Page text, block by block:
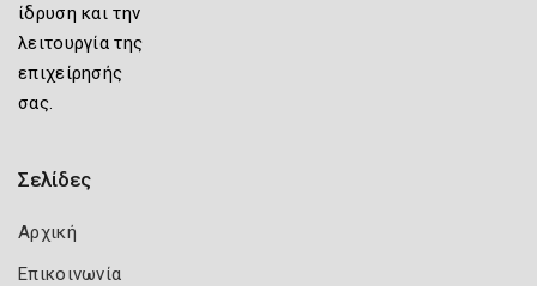
ίδρυση και την
λειτουργία της
επιχείρησής
σας.
Σελίδες
Αρχική
Επικοινωνία